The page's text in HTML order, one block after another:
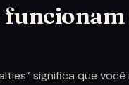
significa que